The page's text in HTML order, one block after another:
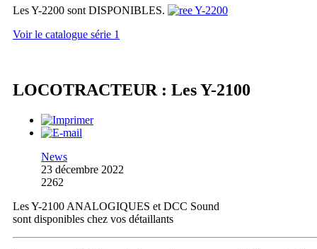
Les Y-2200 sont DISPONIBLES.
Voir le catalogue série 1
LOCOTRACTEUR : Les Y-2100
News
23 décembre 2022
2262
Les Y-2100 ANALOGIQUES et DCC Sound
sont disponibles chez vos détaillants